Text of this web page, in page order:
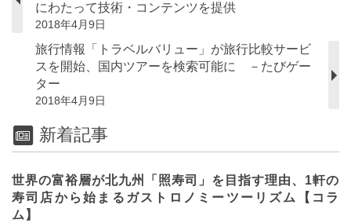
にわたって技術・コンテンツを提供
2018年4月9日
旅行情報「トラベルバリュー」が旅行比較サービ
スを開始、国内ツアーを検索可能に －たびゲー
ター
2018年4月9日
新着記事
世界の富裕層が北九州「照寿司」を目指す理由、1軒の
寿司店から始まるガストロノミーツーリズム【コラ
ム】